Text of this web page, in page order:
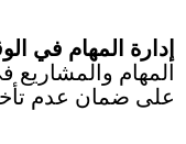
إدارة المهام في
المهام
على ضمان عدم